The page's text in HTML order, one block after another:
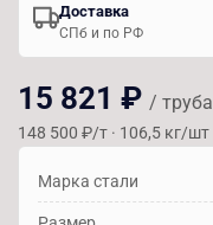
Доставка
СПб и по РФ
15 821 ₽ / труба
148 500 ₽/т · 106,5 кг/шт
Марка стали